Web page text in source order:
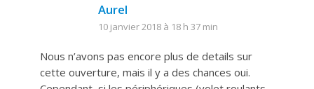
Aurel
10 janvier 2018 à 18 h 37 min
Nous n’avons pas encore plus de details sur
cette ouverture, mais il y a des chances oui.